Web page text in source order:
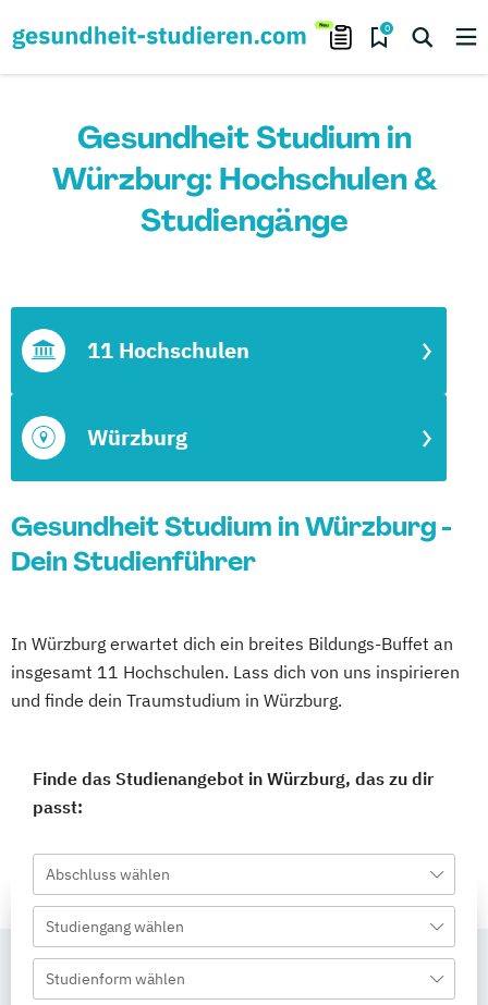
0
Gesundheit Studium in
Würzburg: Hochschulen &
Studiengänge
Würzburg
11 Hochschulen
Gesundheit Studium in Würzburg -
Dein Studienführer
In Würzburg erwartet dich ein breites Bildungs-Buffet an
insgesamt 11 Hochschulen. Lass dich von uns inspirieren
und finde dein Traumstudium in Würzburg.
Finde das Studienangebot in Würzburg, das zu dir
passt:
Abschluss wählen
Studiengang wählen
Studienform wählen